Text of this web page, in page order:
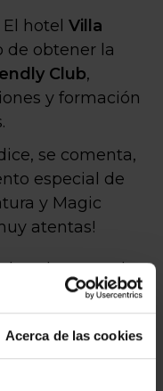
Acerca de las cookies
El hotel Villa
de obtener la
Club,
y formación
se comenta,
especial de
y Magic
atentas!
las plazas vuelan!
reseñas y…
ir primero?